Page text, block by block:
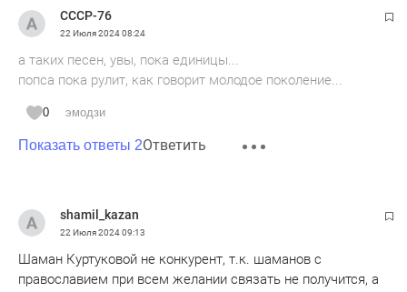
СССР-76
22 Июля 202408:24
а таких песен, увы, пока единицы...
попса пока рулит, как говорит молодое поколение...
0 эмодзи
Показать ответы 2Ответить
shamil_kazan
22 Июля 202409:13
Шаман Куртуковой не конкурент, т.к. шаманов с
православием при всем желании связать не получится, а